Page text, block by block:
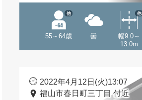
55～64歳
他
曇
幅9.0～
13.0m
他
2022年4月12日(火)13:07
福山市春日町三丁目 付近